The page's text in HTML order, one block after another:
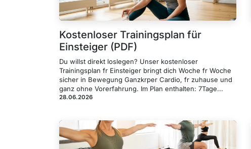
Kostenloser Trainingsplan für
Einsteiger (PDF)
Du willst direkt loslegen? Unser kostenloser
Trainingsplan fr Einsteiger bringt dich Woche fr Woche
sicher in Bewegung Ganzkrper Cardio, fr zuhause und
ganz ohne Vorerfahrung. Im Plan enthalten: 7Tage...
28.06.2026